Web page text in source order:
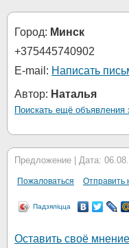
Город: Минск
+375445740902
E-mail: Написать
Автор: Наталья
Поискать ещё объявления
Предложение | Дата:
Пожаловаться Отправить
Падзяліцца
Оставить своё мнение